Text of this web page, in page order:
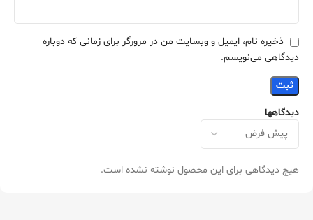
دیدگاهها
هیچ دیدگاهی برای این محصول نوشته نشده است.
ذخیره نام، ایمیل و وبسایت من در مرورگر برای زمانی که دوباره
دیدگاهی می‌نویسم.